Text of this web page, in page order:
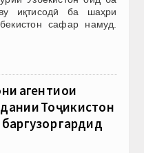
иқтисодӣ ба шаҳри
сафар намуд.
агентиҳои
Тоҷикистон
гардид